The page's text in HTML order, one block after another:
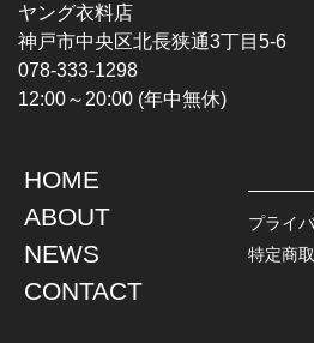
HARDCORE / PUNK
PROGLESSIVE ROCK
POPS
SOUL / R&B
TOPS
L / S SHIRT
S / S SHIRT
HAWAIIAN SHIRT
JACKET
DENIM
LEATHER
ヤング衣料店
神戸市中央区北長狭通3丁目5-6
078-333-1298
12:00～20:00 (年中無休)
HOME
ABOUT
NEWS
CONTACT
プライ
特定商